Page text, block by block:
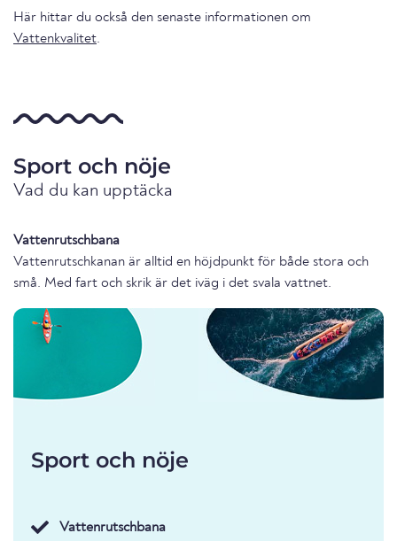
Här hittar du också den senaste informationen om
Vattenkvalitet.
Sport och nöje
Vad du kan upptäcka
Vattenrutschbana
Vattenrutschkanan är alltid en höjdpunkt för både stora och
små. Med fart och skrik är det iväg i det svala vattnet.
Sport och nöje
Vattenrutschbana